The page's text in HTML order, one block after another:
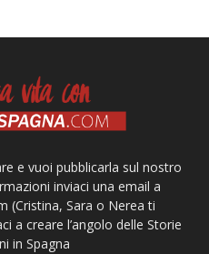
e vuoi pubblicarla sul nostro
inviaci una email a
(Cristina, Sara o Nerea ti
a creare l’angolo delle Storie
in Spagna